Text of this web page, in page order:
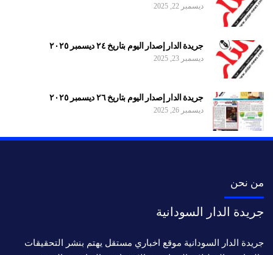
ديسمبر 22, 2025
جريدة الدار إصدار اليوم بتاريخ ٢٤ ديسمبر ٢٠٢٥
ديسمبر 23, 2025
جريدة الدار إصدار اليوم بتاريخ ٢٦ ديسمبر ٢٠٢٥
ديسمبر 26, 2025
من نحن
جريدة الدار السودانية
جريدة الدار السودانية موقع اخباري مستقل يهتم بنشر التحقيقات